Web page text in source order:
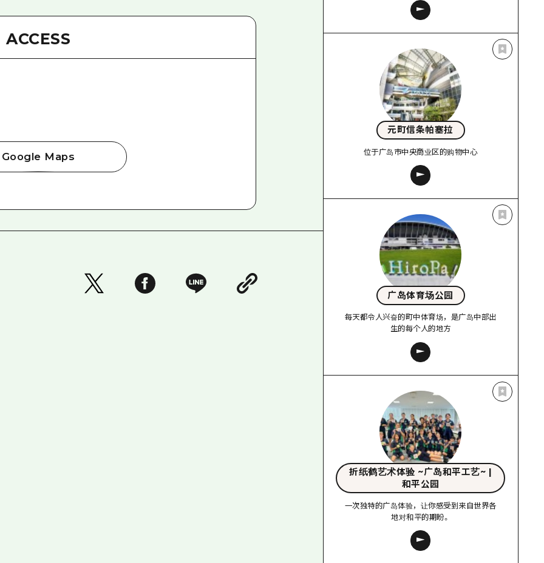
ACCESS
Google Maps
元町信条帕塞拉
位于广岛市中央商业区的购物中心
广岛体育场公园
每天都令人兴奋的町中体育场，是广岛中部出
生的每个人的地方
折纸鹤艺术体验 ~广岛和平工艺~ |
和平公园
一次独特的广岛体验，让你感受到来自世界各
地对和平的期盼。